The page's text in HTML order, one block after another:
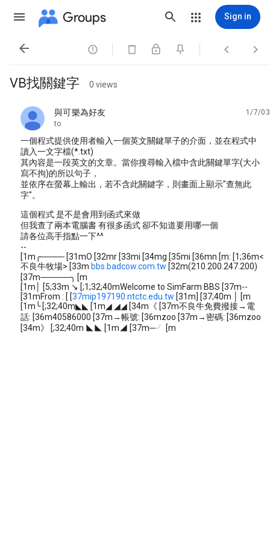
Groups Sign in
   
VB找關鍵字 0 views
與可樂為好友
unread,
1/7/03
to
一個程式提供使用者輸入一個英文關鍵單子的介面，並在程式中
讀入一文字檔(*.txt)
其內容是一段英文的文章。當你搜尋輸入檔中含此關鍵單字(大小
寫不拘)的所以句子，
並依序在螢幕上輸出，若不含此關鍵字，則畫面上顯示"查無此
字"。
這個程式 是不是會用到函式來做
但我查了兩本電腦書 有很多函式 卻不知道要用哪一個
請各位高手指點一下^^
--
[1m╭──── [31mO [32mr [33mi [34mg [35mi [36mn [m: [1;36m<
不良牛牧場> [33m bbs.badcow.com.tw [32m(210.200.247.200)
[37m─────╮ [m
[1m│ [5;33m ↘ [;1;32;40mWelcome to SimFarm BBS [37m--
[31mFrom : [ [37mip197190.ntctc.edu.tw [31m] [37;40m │ [m
[1m╰ [;32;40m◣◣ [1m◢ ◢◢ [34m《 [37m不良牛免費撥接→電
話: [36m40586000 [37m→帳號: [36mzoo [37m→密碼: [36mzoo
[34m》 [;32;40m ◣◣ [1m◢ [37m─╯ [m